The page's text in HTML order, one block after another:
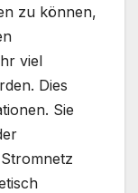
zu können,
viel
Dies
Sie